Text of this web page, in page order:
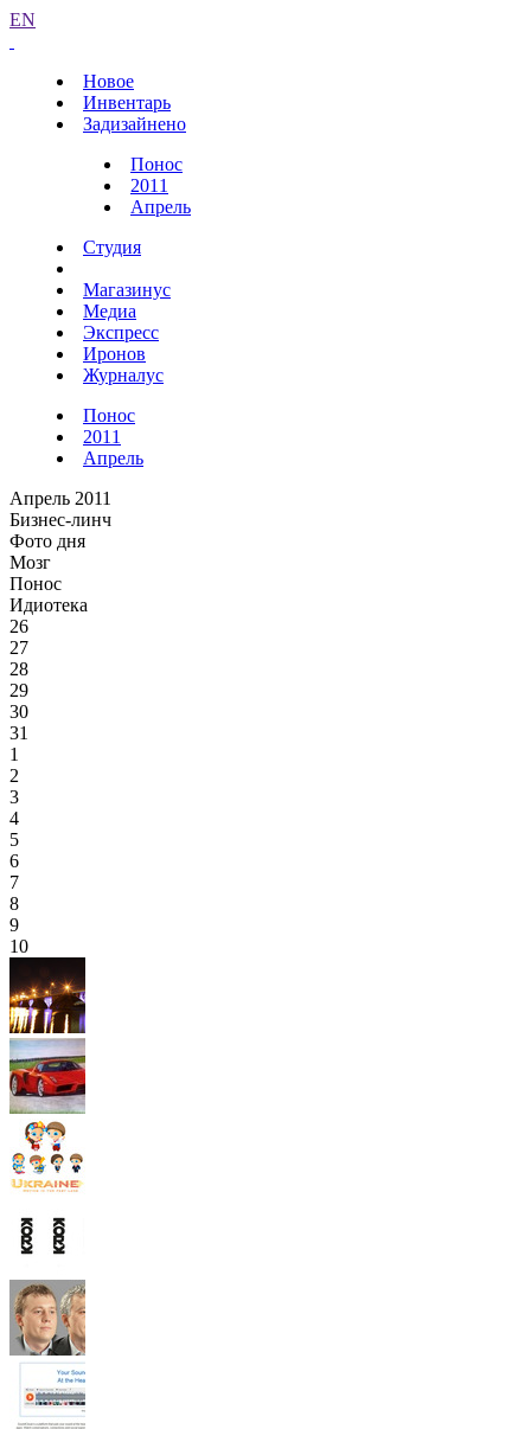
EN
Новое
Инвентарь
Задизайнено
Понос
2011
Апрель
Студия
Магазинус
Медиа
Экспресс
Иронов
Журналус
Понос
2011
Апрель
Апрель 2011
Бизнес-линч
Фото дня
Мозг
Понос
Идиотека
26
27
28
29
30
31
1
2
3
4
5
6
7
8
9
10